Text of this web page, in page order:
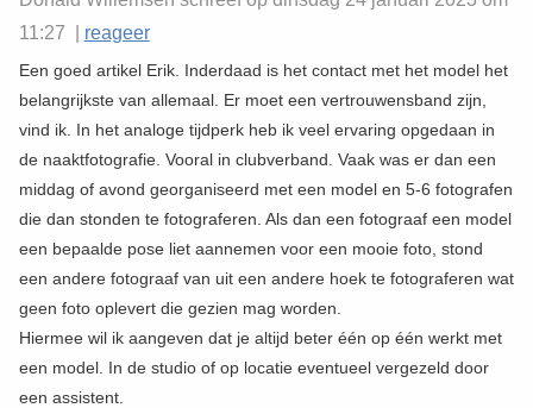
11:27 | reageer
Een goed artikel Erik. Inderdaad is het contact met het model het
belangrijkste van allemaal. Er moet een vertrouwensband zijn,
vind ik. In het analoge tijdperk heb ik veel ervaring opgedaan in
de naaktfotografie. Vooral in clubverband. Vaak was er dan een
middag of avond georganiseerd met een model en 5-6 fotografen
die dan stonden te fotograferen. Als dan een fotograaf een model
een bepaalde pose liet aannemen voor een mooie foto, stond
een andere fotograaf van uit een andere hoek te fotograferen wat
geen foto oplevert die gezien mag worden.
Hiermee wil ik aangeven dat je altijd beter één op één werkt met
een model. In de studio of op locatie eventueel vergezeld door
een assistent.